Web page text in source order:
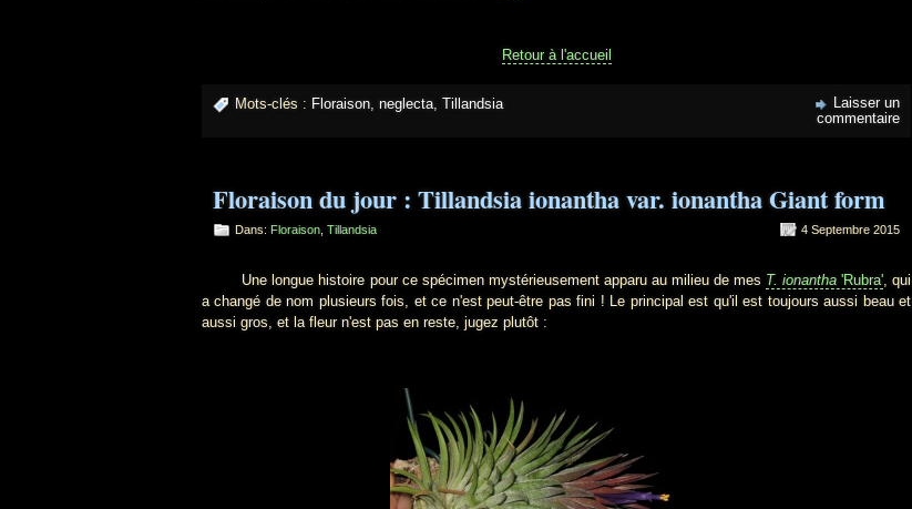
Retour à l'accueil
Mots-clés : Floraison, neglecta, Tillandsia
Laisser un
commentaire
Floraison du jour : Tillandsia ionantha var. ionantha Giant form
Dans: Floraison, Tillandsia 4 Septembre 2015
Une longue histoire pour ce spécimen mystérieusement apparu au milieu de mes T. ionantha 'Rubra', qui
a changé de nom plusieurs fois, et ce n'est peut-être pas fini ! Le principal est qu'il est toujours aussi beau et
aussi gros, et la fleur n'est pas en reste, jugez plutôt :